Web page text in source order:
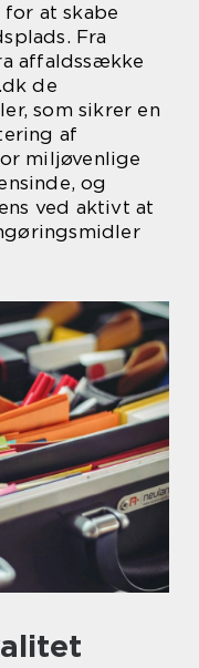
at skabe
Fra
affaldssække
de
som sikrer en
af
miljøvenlige
og
ved aktivt at